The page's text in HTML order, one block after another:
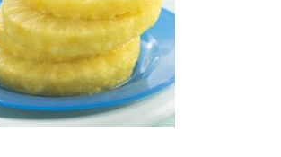
Shop
Tratamente naturale
Iubim fructele